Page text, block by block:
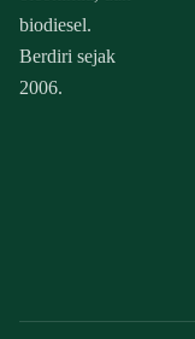
biodiesel.
Berdiri sejak
2006.